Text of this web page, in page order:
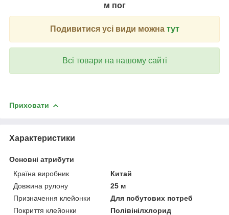
м пог
Подивитися усі види можна тут
Всі товари на нашому сайті
Приховати
Характеристики
Основні атрибути
Країна виробник
Китай
Довжина рулону
25 м
Призначення клейонки
Для побутових потреб
Покриття клейонки
Полівінілхлорид